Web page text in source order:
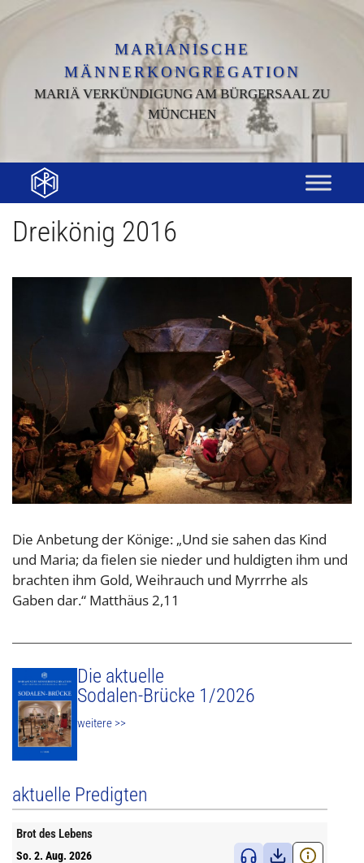
Zum
MARIANISCHE
MÄNNERKONGREGATION
MARIÄ VERKÜNDIGUNG AM BÜRGERSAAL ZU
MÜNCHEN
Dreikönig 2016
Die Anbetung der Könige: „Und sie sahen das Kind
und Maria; da fielen sie nieder und huldigten ihm und
brachten ihm Gold, Weihrauch und Myrrrhe als
Gaben dar.“ Matthäus 2,11
Die aktuelle
Sodalen-Brücke 1/2026
weitere >>
aktuelle Predigten
Brot des Lebens
So. 2. Aug. 2026